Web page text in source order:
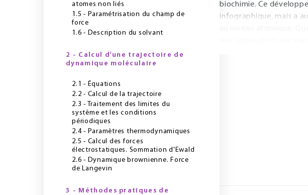
atomes non liés
1.5 - Paramétrisation du champ de
force
1.6 - Description du solvant
2 - Calcul d'une trajectoire de
dynamique moléculaire
2.1 - Équations
2.2 - Calcul de la trajectoire
2.3 - Traitement des limites du
système et les conditions
périodiques
2.4 - Paramètres thermodynamiques
2.5 - Calcul des forces
électrostatiques. Sommation d'Ewald
2.6 - Dynamique brownienne. Force
de Langevin
3 - Méthodes pratiques de
biochimie. Ce
infographique, mais a